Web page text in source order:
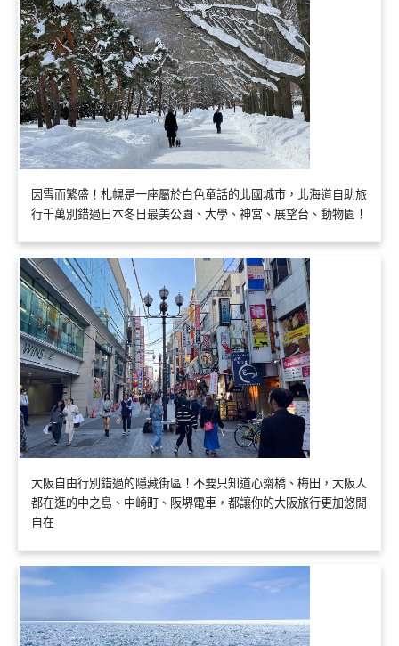
因雪而繁盛！札幌是一座屬於白色童話的北國城市，北海道自助旅
行千萬別錯過日本冬日最美公園、大學、神宮、展望台、動物園！
大阪自由行別錯過的隱藏街區！不要只知道心齋橋、梅田，大阪人
都在逛的中之島、中崎町、阪堺電車，都讓你的大阪旅行更加悠閒
自在